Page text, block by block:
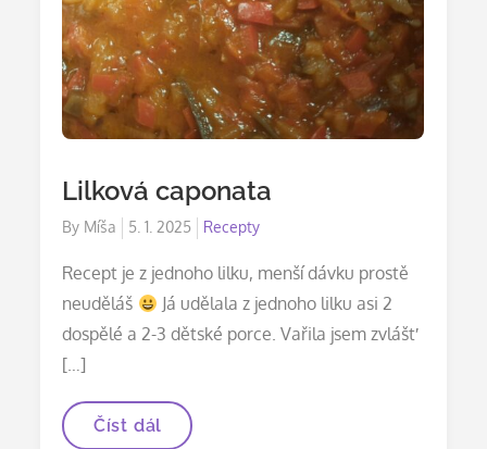
Lilková caponata
By Míša
Posted
5. 1. 2025 Recepty
Recept je z jednoho lilku, menší dávku prostě
neuděláš
Já udělala z jednoho lilku asi 2
dospělé a 2-3 dětské porce. Vařila jsem zvlášť
[…]
Lilková
caponata
Číst dál